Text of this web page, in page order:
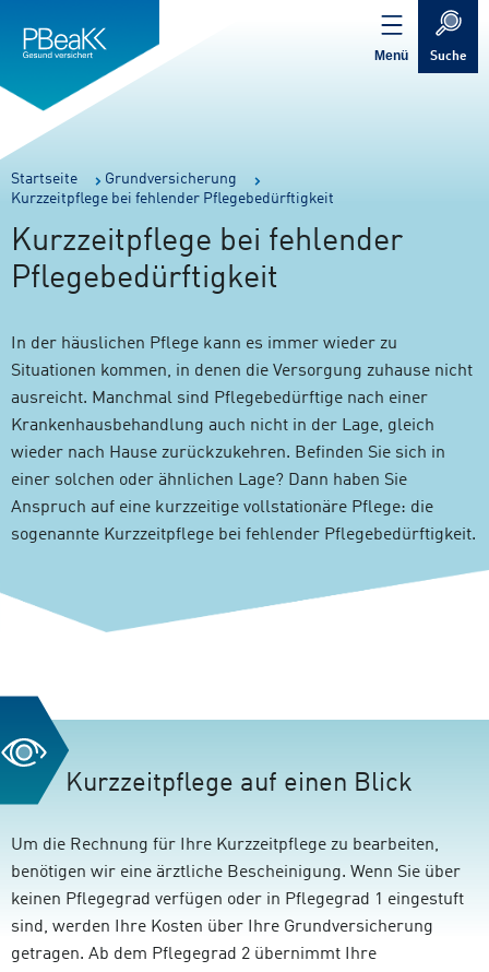
springen
springen
Verweis
zur
Menü Suche
Sie
sind
hier:
Startseite
Grundversicherung
Kurzzeitpflege bei fehlender Pflegebedürftigkeit
Kurzzeitpflege bei fehlender
Pflegebedürftigkeit
In der häuslichen Pflege kann es immer wieder zu
Situationen kommen, in denen die Versorgung zuhause nicht
ausreicht. Manchmal sind Pflegebedürftige nach einer
Krankenhausbehandlung auch nicht in der Lage, gleich
wieder nach Hause zurückzukehren. Befinden Sie sich in
einer solchen oder ähnlichen Lage? Dann haben Sie
Anspruch auf eine kurzzeitige vollstationäre Pflege: die
sogenannte Kurzzeitpflege bei fehlender Pflegebedürftigkeit.
Kurzzeitpflege auf einen Blick
Um die Rechnung für Ihre Kurzzeitpflege zu bearbeiten,
benötigen wir eine ärztliche Bescheinigung. Wenn Sie über
keinen Pflegegrad verfügen oder in Pflegegrad 1 eingestuft
sind, werden Ihre Kosten über Ihre Grundversicherung
getragen. Ab dem Pflegegrad 2 übernimmt Ihre